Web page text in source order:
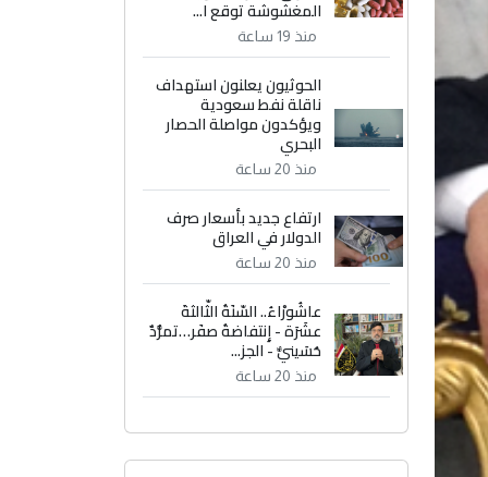
المغشوشة توقع ا...
منذ 19 ساعة
الحوثيون يعلنون استهداف
ناقلة نفط سعودية
ويؤكدون مواصلة الحصار
البحري
منذ 20 ساعة
ارتفاع جديد بأسعار صرف
الدولار في العراق
منذ 20 ساعة
عاشُورْاءُ.. السّنَةُ الثّالثةَ
عشَرَة - إِنتفاضةُ صفَر…تمرُّدٌ
حُسَينيٌّ - الجز...
منذ 20 ساعة